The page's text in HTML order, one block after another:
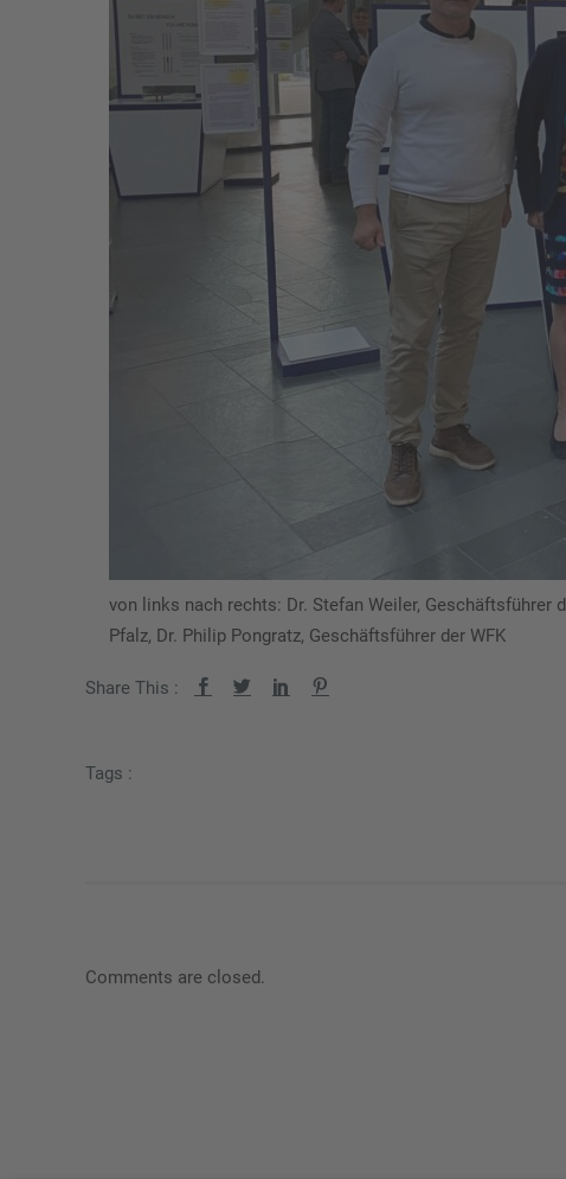
von links nach rechts: Dr. Stefan Weiler, Geschäftsführer
Pfalz, Dr. Philip Pongratz, Geschäftsführer der WFK
Share This :
Tags :
Comments are closed.